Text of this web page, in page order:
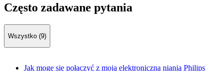
Często zadawane pytania
Wszystko (9)
Jak mogę się połączyć z moją elektroniczną nianią Philips